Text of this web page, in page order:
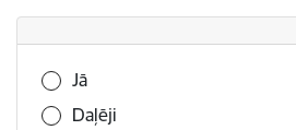
Vai šī informācija bija noderīga?
Jā
Daļēji